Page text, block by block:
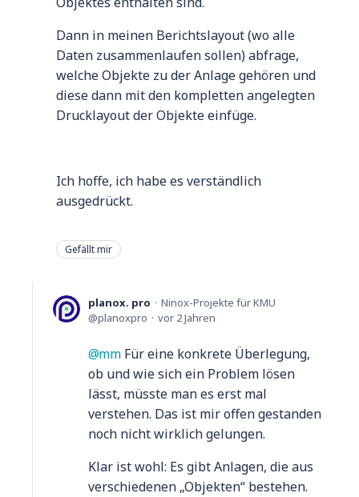
Dann in meinen Berichtslayout (wo alle
Daten zusammenlaufen sollen) abfrage,
welche Objekte zu der Anlage gehören und
diese dann mit den kompletten angelegten
Drucklayout der Objekte einfüge.
Ich hoffe, ich habe es verständlich
ausgedrückt.
Gefällt mir
planox. pro
Ninox-Projekte für KMU
planoxpro
vor 2 Jahren
mm Für eine konkrete Überlegung,
ob und wie sich ein Problem lösen
lässt, müsste man es erst mal
verstehen. Das ist mir offen gestanden
noch nicht wirklich gelungen.
Klar ist wohl: Es gibt Anlagen, die aus
verschiedenen „Objekten“ bestehen.